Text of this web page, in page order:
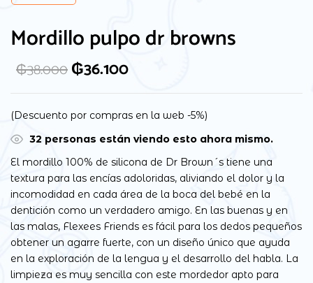
Mordillo pulpo dr browns
₲38.000₲36.100
(Descuento por compras en la web -5%)
32 personas están viendo esto ahora mismo.
El mordillo 100% de silicona de Dr Brown´s tiene una
textura para las encías adoloridas, aliviando el dolor y la
incomodidad en cada área de la boca del bebé en la
dentición como un verdadero amigo. En las buenas y en
las malas, Flexees Friends es fácil para los dedos pequeños
obtener un agarre fuerte, con un diseño único que ayuda
en la exploración de la lengua y el desarrollo del habla. La
limpieza es muy sencilla con este mordedor apto para
vez que comente.